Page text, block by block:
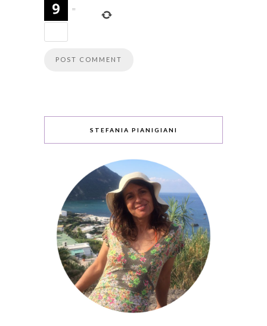
=
STEFANIA PIANIGIANI